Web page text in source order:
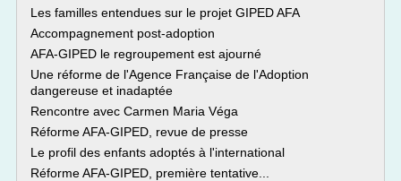
Les familles entendues sur le projet GIPED AFA
Accompagnement post-adoption
AFA-GIPED le regroupement est ajourné
Une réforme de l'Agence Française de l'Adoption
dangereuse et inadaptée
Rencontre avec Carmen Maria Véga
Réforme AFA-GIPED, revue de presse
Le profil des enfants adoptés à l'international
Réforme AFA-GIPED, première tentative...